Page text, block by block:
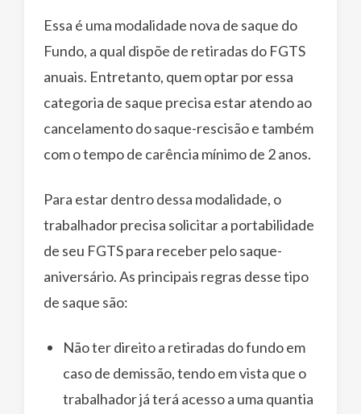
Essa é uma modalidade nova de saque do
Fundo, a qual dispõe de retiradas do FGTS
anuais. Entretanto, quem optar por essa
categoria de saque precisa estar atendo ao
cancelamento do saque-rescisão e também
com o tempo de carência mínimo de 2 anos.
Para estar dentro dessa modalidade, o
trabalhador precisa solicitar a portabilidade
de seu FGTS para receber pelo saque-
aniversário. As principais regras desse tipo
de saque são:
Não ter direito a retiradas do fundo em
caso de demissão, tendo em vista que o
trabalhador já terá acesso a uma quantia